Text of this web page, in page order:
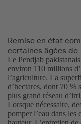
Remise en état
certaines âgées de
Le Pendjab
environ 110 millions
l’agriculture. La
d’hectares, dont 70 %
plus grand réseau
Lorsque nécessaire,
pomper l’eau dans